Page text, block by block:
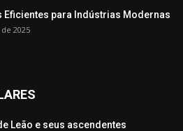
Eficientes para Indústrias Modernas
2025
Leão e seus ascendentes